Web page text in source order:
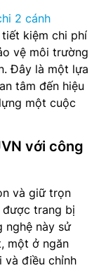
2 cánh
tiết kiệm chi phí
vệ môi trường
Đây là một lựa
tâm đến hiệu
một cuộc
với công
và giữ trọn
được trang bị
nghệ này sử
một ở ngăn
và điều chỉnh